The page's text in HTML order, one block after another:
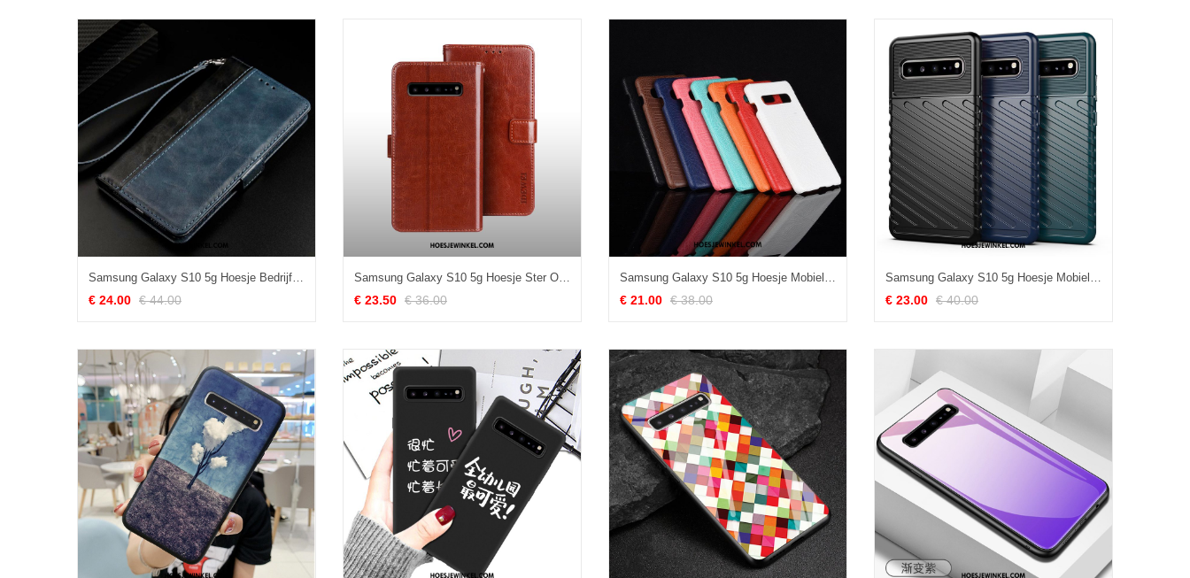
Samsung Galaxy S10 5g Hoesje Bedrijf Blauw Ster, Samsung Galaxy S10 5g Hoesje Folio Leren Etui
€ 24.00 € 44.00
Samsung Galaxy S10 5g Hoesje Ster Ondersteuning Portemonnee, Samsung Galaxy S10 5g Hoesje Leren Etui Folio Braun
€ 23.50 € 36.00
Samsung Galaxy S10 5g Hoesje Mobiele Telefoon Wit Leer, Samsung Galaxy S10 5g Hoesje Bescherming Hard
€ 21.00 € 38.00
Samsung Galaxy S10 5g Hoesje Mobiele Telefoon Zacht Ster, Samsung Galaxy S10 5g Hoesje Zwart
€ 23.00 € 40.00